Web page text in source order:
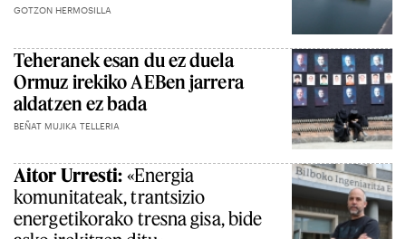
GOTZON HERMOSILLA
Teheranek esan du ez duela
Ormuz irekiko AEBen jarrera
aldatzen ez bada
BEÑAT MUJIKA TELLERIA
Aitor Urresti: «Energia
komunitateak, trantsizio
energetikorako tresna gisa, bide